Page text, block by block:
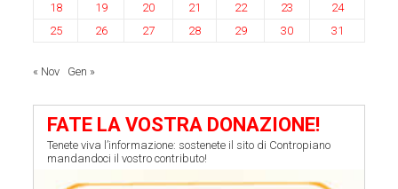
18
19 20 21 22 23
24
25
26 27 28 29 30 31
« Nov Gen »
FATE LA VOSTRA DONAZIONE!
Tenete viva l’informazione: sostenete il sito di Contropiano
mandandoci il vostro contributo!